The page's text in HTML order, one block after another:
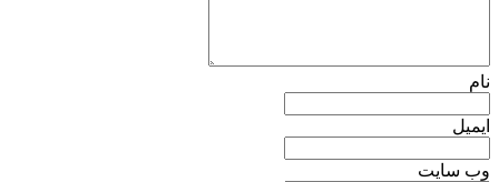
نام
ایمیل
وب سایت